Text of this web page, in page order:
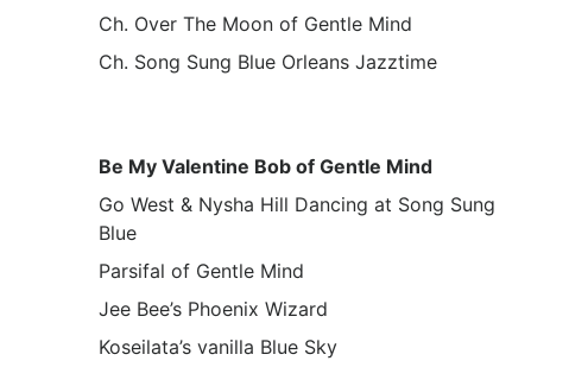
Ch. Over The Moon of Gentle Mind
Ch. Song Sung Blue Orleans Jazztime
Be My Valentine Bob of Gentle Mind
Go West & Nysha Hill Dancing at Song Sung
Blue
Parsifal of Gentle Mind
Jee Bee’s Phoenix Wizard
Koseilata’s vanilla Blue Sky